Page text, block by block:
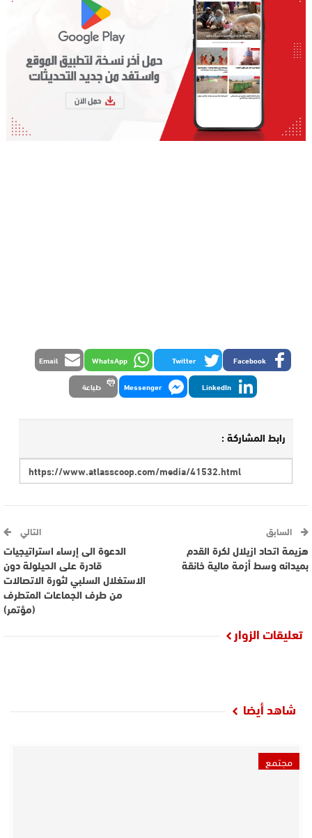
Facebook
Twitter
WhatsApp
Email
LinkedIn
Messenger طباعة
رابط المشاركة :
السابق
هزيمة اتحاد ازيلال لكرة القدم
بميدانه وسط أزمة مالية خانقة
التالي
الدعوة الى إرساء استراتيجيات
قادرة على الحيلولة دون
الاستغلال السلبي لثورة الاتصالات
من طرف الجماعات المتطرف
(مؤتمر)
تعليقات الزوار
شاهد أيضا
مجتمع